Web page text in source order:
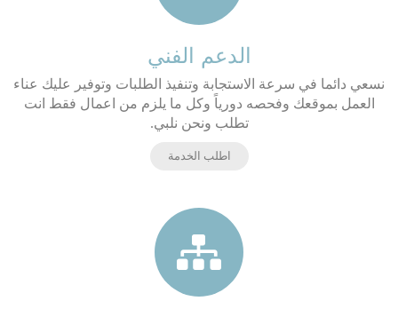
الدعم الفني
نسعي دائما في سرعة الاستجابة وتنفيذ الطلبات وتوفير عليك عناء
العمل بموقعك وفحصه دورياً وكل ما يلزم من اعمال فقط انت
تطلب ونحن نلبي.
اطلب الخدمة